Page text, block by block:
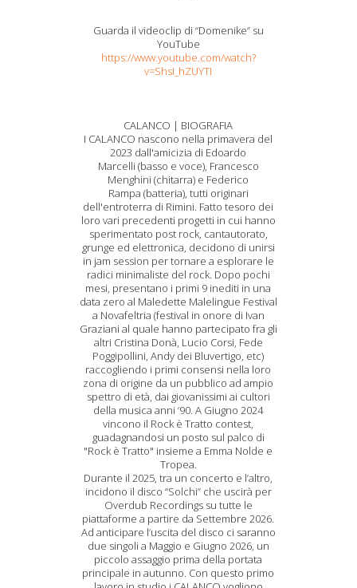
Guarda il videoclip di “Domenike” su
YouTube
https://www.youtube.com/watch?
v=ShsI_hZUYTI
CALANCO | BIOGRAFIA
I CALANCO nascono nella primavera del
2023 dall'amicizia di Edoardo
Marcelli (basso e voce), Francesco
Menghini (chitarra) e Federico
Rampa (batteria), tutti originari
dell'entroterra di Rimini. Fatto tesoro dei
loro vari precedenti progetti in cui hanno
sperimentato post rock, cantautorato,
grunge ed elettronica, decidono di unirsi
in jam session per tornare a esplorare le
radici minimaliste del rock. Dopo pochi
mesi, presentano i primi 9 inediti in una
data zero al Maledette Malelingue Festival
a Novafeltria (festival in onore di Ivan
Graziani al quale hanno partecipato fra gli
altri Cristina Donà, Lucio Corsi, Fede
Poggipollini, Andy dei Bluvertigo, etc)
raccogliendo i primi consensi nella loro
zona di origine da un pubblico ad ampio
spettro di età, dai giovanissimi ai cultori
della musica anni ‘90. A Giugno 2024
vincono il Rock è Tratto contest,
guadagnandosi un posto sul palco di
"Rock è Tratto" insieme a Emma Nolde e
Tropea.
Durante il 2025, tra un concerto e l’altro,
incidono il disco “Solchi” che uscirà per
Overdub Recordings su tutte le
piattaforme a partire da Settembre 2026.
Ad anticipare l’uscita del disco ci saranno
due singoli a Maggio e Giugno 2026, un
piccolo assaggio prima della portata
principale in autunno. Con questo primo